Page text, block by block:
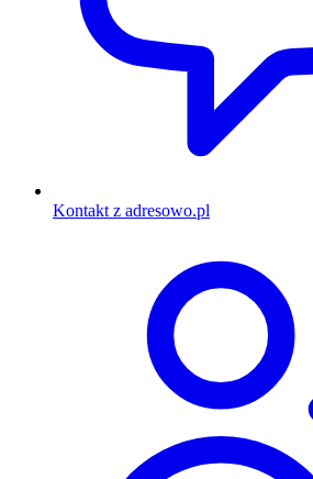
Kontakt z adresowo.pl